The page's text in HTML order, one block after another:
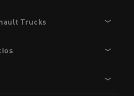
Trucks